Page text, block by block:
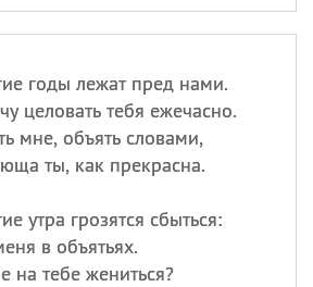
годы лежат пред нами.
целовать тебя ежечасно.
мне, объять словами,
ты, как прекрасна.
утра грозятся сбыться:
в объятьях.
тебе жениться?